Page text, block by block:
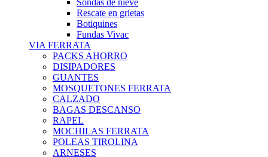
Sondas de nieve
Rescate en grietas
Botiquines
Fundas Vivac
VIA FERRATA
PACKS AHORRO
DISIPADORES
GUANTES
MOSQUETONES FERRATA
CALZADO
BAGAS DESCANSO
RAPEL
MOCHILAS FERRATA
POLEAS TIROLINA
ARNESES